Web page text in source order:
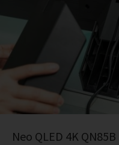
Neo QLED 4K